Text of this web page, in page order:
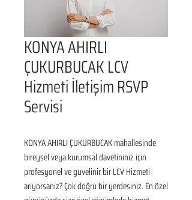
KONYA AHIRLI
ÇUKURBUCAK LCV
Hizmeti İletişim RSVP
Servisi
KONYA AHIRLI ÇUKURBUCAK mahallesinde
bireysel veya kurumsal davetininiz için
profesyonel ve güvelinir bir LCV Hizmeti
arıyorsanız? Çok doğru bir yerdesiniz. En özel